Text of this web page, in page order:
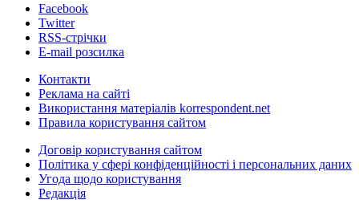
Facebook
Twitter
RSS-стрічки
E-mail розсилка
Контакти
Реклама на сайті
Використання матеріалів korrespondent.net
Правила користування сайтом
Договір користування сайтом
Політика у сфері конфіденційності і персональних даних
Угода щодо користування
Редакція